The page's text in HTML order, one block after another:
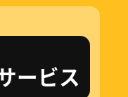
ービス